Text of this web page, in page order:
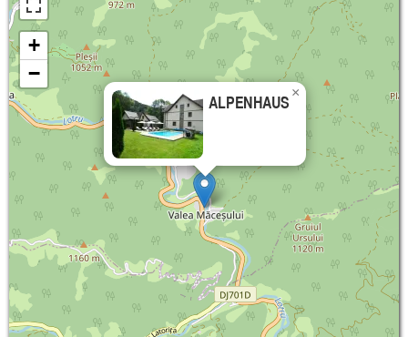
ALPENHAUS ×
+
−